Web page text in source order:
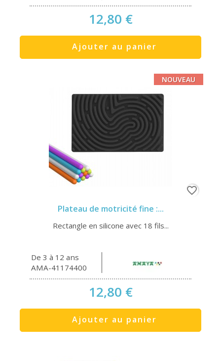
12,80 €
Ajouter au panier
Plateau de motricité fine :...
Rectangle en silicone avec 18 fils...
De 3 à 12 ans
AMA-41174400
12,80 €
Ajouter au panier
NOUVEAU
favorite_border